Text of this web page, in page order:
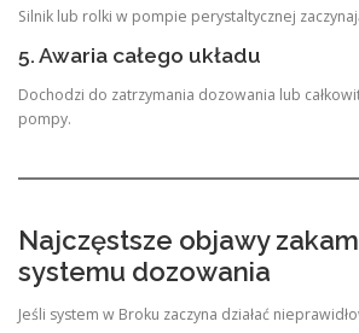
Silnik lub rolki w pompie perystaltycznej
5. Awaria całego układu
Dochodzi do zatrzymania dozowania lub
pompy.
Najczęstsze objawy
systemu dozowania
Jeśli system w Broku zaczyna działać